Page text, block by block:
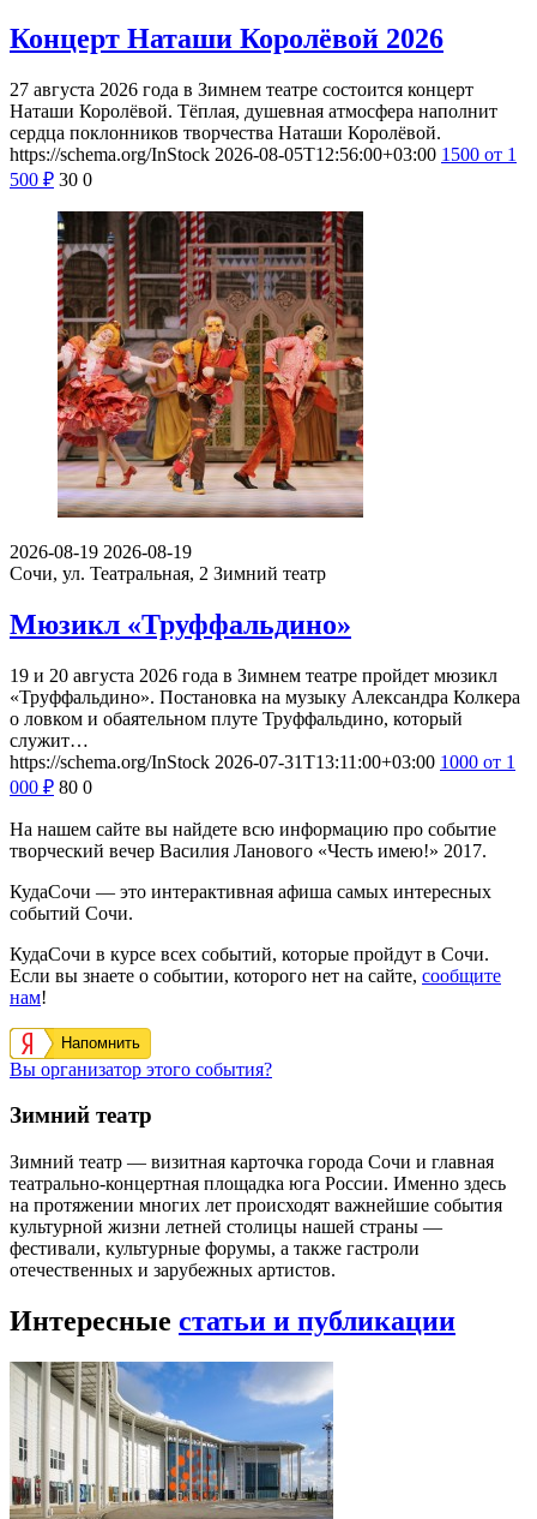
Концерт Наташи Королёвой 2026
27 августа 2026 года в Зимнем театре состоится концерт
Наташи Королёвой. Тёплая, душевная атмосфера наполнит
сердца поклонников творчества Наташи Королёвой.
https://schema.org/InStock 2026-08-05T12:56:00+03:00 1500 от 1
500 ₽ 30 0
2026-08-19 2026-08-19
Сочи, ул. Театральная, 2 Зимний театр
Мюзикл «Труффальдино»
19 и 20 августа 2026 года в Зимнем театре пройдет мюзикл
«Труффальдино». Постановка на музыку Александра Колкера
о ловком и обаятельном плуте Труффальдино, который
служит…
https://schema.org/InStock 2026-07-31T13:11:00+03:00 1000 от 1
000 ₽ 80 0
На нашем сайте вы найдете всю информацию про событие
творческий вечер Василия Ланового «Честь имею!» 2017.
КудаСочи — это интерактивная афиша самых интересных
событий Сочи.
КудаСочи в курсе всех событий, которые пройдут в Сочи.
Если вы знаете о событии, которого нет на сайте, сообщите
нам!
Напомнить
Вы организатор этого события?
Зимний театр
Зимний театр — визитная карточка города Сочи и главная
театрально-концертная площадка юга России. Именно здесь
на протяжении многих лет происходят важнейшие события
культурной жизни летней столицы нашей страны —
фестивали, культурные форумы, а также гастроли
отечественных и зарубежных артистов.
Интересные статьи и публикации